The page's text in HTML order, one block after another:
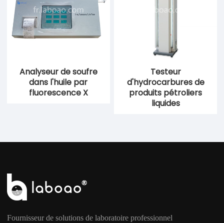
Analyseur de soufre
dans l'huile par
fluorescence X
Testeur
d'hydrocarbures de
produits pétroliers
liquides
Fournisseur de solutions de laboratoire professionnel